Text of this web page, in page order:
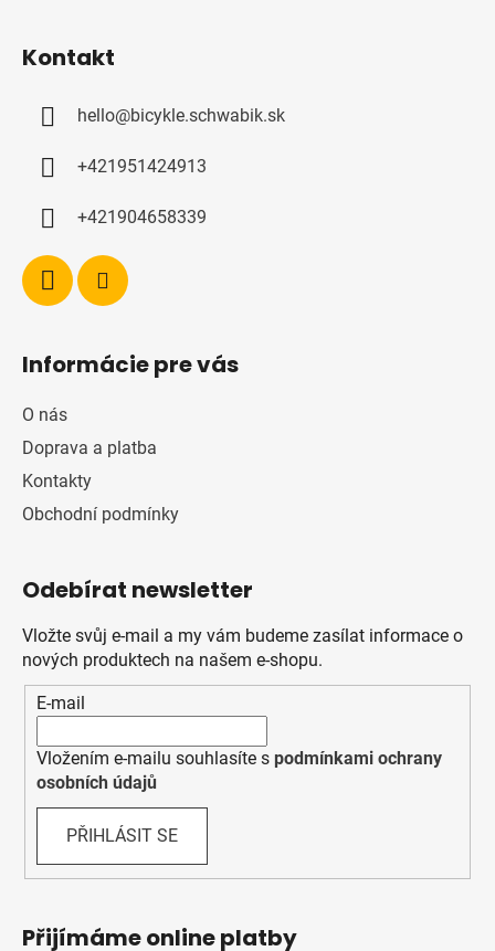
Kontakt
hello@bicykle.schwabik.sk
+421951424913
+421904658339
Informácie pre vás
O nás
Doprava a platba
Kontakty
Obchodní podmínky
Odebírat newsletter
Vložte svůj e-mail a my vám budeme zasílat informace o
nových produktech na našem e-shopu.
E-mail
Vložením e-mailu souhlasíte s podmínkami ochrany
osobních údajů
PŘIHLÁSIT SE
Přijímáme online platby